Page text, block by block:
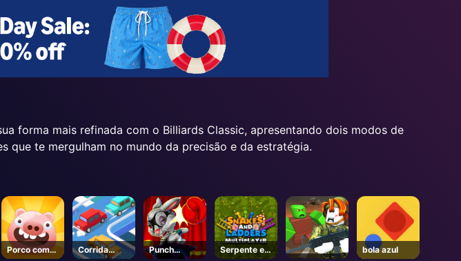
forma mais refinada com o Billiards Classic, apresentando dois modos de
que te mergulham no mundo da precisão e da estratégia.
Porco com
Corrida
Punch
Serpente e
bola azul